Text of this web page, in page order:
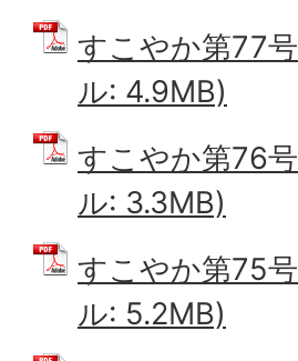
すこやか第77
ル: 4.9MB)
すこやか第76
ル: 3.3MB)
すこやか第75
ル: 5.2MB)